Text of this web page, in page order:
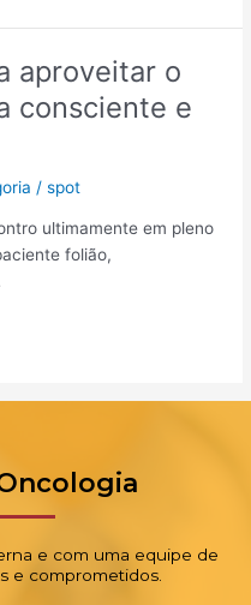
aproveitar o
consciente e
/spot
ultimamente em pleno
folião,
e com uma equipe de
e comprometidos.